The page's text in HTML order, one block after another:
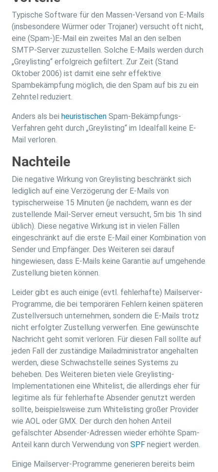
Typische Software für den Massen-Versand von E-Mails
(insbesondere Würmer oder Trojaner) versucht oft nicht,
eine (Spam-)E-Mail ein zweites Mal an den selben
SMTP-Server zuzustellen. Solche E-Mails werden durch
„Greylisting“ erfolgreich gefiltert. Zur Zeit (Stand
Oktober 2006) ist damit eine sehr effektive
Spambekämpfung möglich, die den Spam auf bis zu ein
Zehntel reduziert.
Anders als bei heuristischen Spam-Bekämpfungs-
Verfahren geht durch „Greylisting“ im Idealfall keine E-
Mail verloren.
Nachteile
Die negative Wirkung von Greylisting beschränkt sich
lediglich auf eine Verzögerung der E-Mails von
typischerweise 15 Minuten (je nachdem, wann es der
zustellende Mail-Server erneut versucht, 5m bis 1h sind
üblich). Diese negative Wirkung ist in vielen Fällen
eingeschränkt auf die erste E-Mail einer Kombination von
Sender und Empfänger. Des Weiteren sei darauf
hingewiesen, dass E-Mails keine Garantie auf umgehende
Zustellung bieten können.
Leider gibt es auch einige (evtl. fehlerhafte) Mailserver-
Programme, die bei temporären Fehlern keinen späteren
Zustellversuch unternehmen, sondern die E-Mails trotz
nicht erfolgter Zustellung verwerfen. Eine gewünschte
Nachricht geht somit verloren. Für diesen Fall sollte auf
jeden Fall der zuständige Mailadministrator angehalten
werden, diese Schwachstelle seines Systems zu
beheben. Des Weiteren bieten viele Greylisting-
Implementationen eine Whitelist, die allerdings eher für
legitime als für fehlerhafte Absender genutzt werden
sollte, beispielsweise zum Whitelisting großer Provider
wie AOL oder GMX. Der durch den hohen Anteil
gefälschter Absender-Adressen wieder erhöhte Spam-
Anteil kann durch Verwendung von SPF negiert werden.
Einige Mailserver-Programme generieren bereits beim